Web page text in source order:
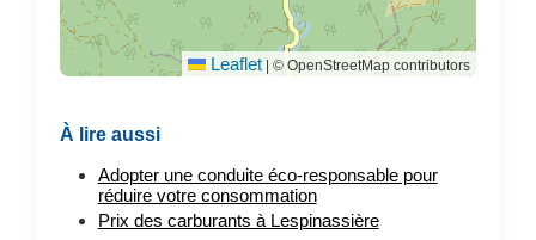
Leaflet | © OpenStreetMap contributors
À lire aussi
Adopter une conduite éco-responsable pour
réduire votre consommation
Prix des carburants à Lespinassière